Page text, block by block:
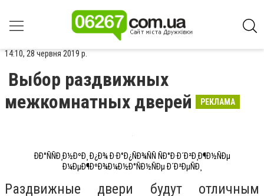
14:10, 28 червня 2019 р.
Выбор раздвижных
межкомнатных дверей
РЕКЛАМА
ÐÐ°ÑÑÐ¸Ð½ÐºÐ¸ Ð¿Ð¾ Ð·Ð°Ð¿ÑÐ¾ÑÑ ÑÐ°Ð·Ð´Ð²Ð¸Ð¶Ð½ÑÐµ
Ð¼ÐµÐ¶ÐºÐ¾Ð¼Ð½Ð°ÑÐ½ÑÐµ Ð´Ð²ÐµÑÐ¸
Раздвижные двери будут отличным